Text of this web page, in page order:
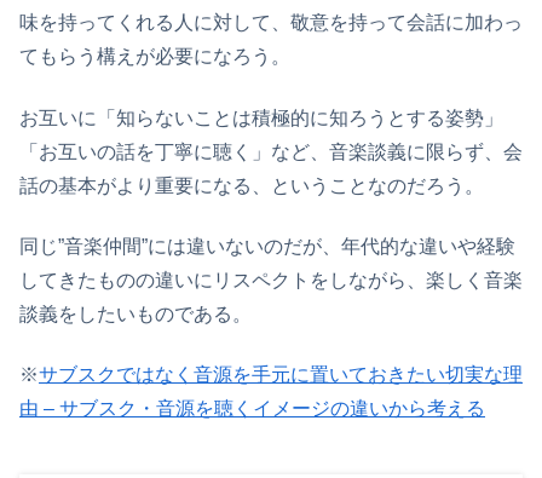
味を持ってくれる人に対して、敬意を持って会話に加わっ
てもらう構えが必要になろう。
お互いに「知らないことは積極的に知ろうとする姿勢」
「お互いの話を丁寧に聴く」など、音楽談義に限らず、会
話の基本がより重要になる、ということなのだろう。
同じ”音楽仲間”には違いないのだが、年代的な違いや経験
してきたものの違いにリスペクトをしながら、楽しく音楽
談義をしたいものである。
※サブスクではなく音源を手元に置いておきたい切実な理
由 – サブスク・音源を聴くイメージの違いから考える